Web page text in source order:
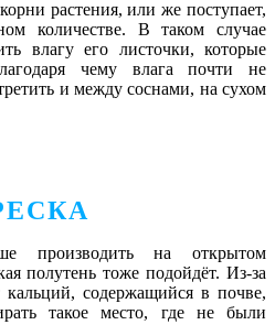
растения, или же поступает,
количестве. В таком случае
влагу его листочки, которые
чему влага почти не
и между соснами, на сухом
производить на открытом
полутень тоже подойдёт. Из-за
содержащийся в почве,
такое место, где не были